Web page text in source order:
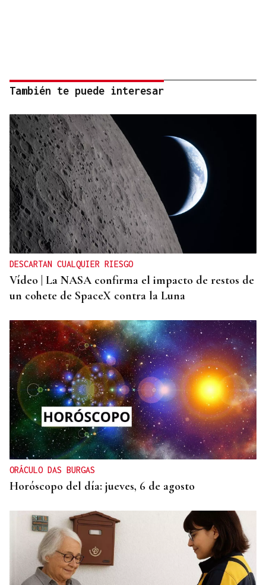
También te puede interesar
DESCARTAN CUALQUIER RIESGO
Vídeo | La NASA confirma el impacto de restos de
un cohete de SpaceX contra la Luna
ORÁCULO DAS BURGAS
Horóscopo del día: jueves, 6 de agosto